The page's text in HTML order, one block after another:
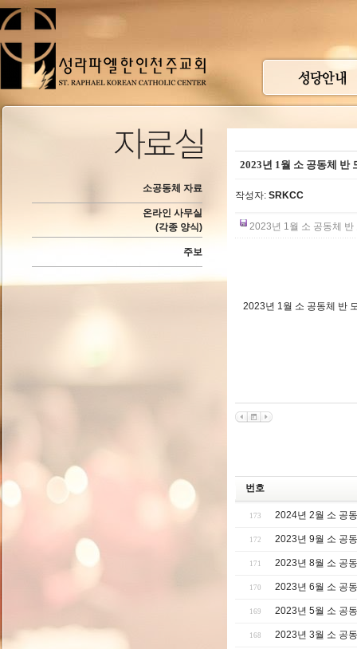
소공동체 자료
온라인 사무실
(각종 양식)
주보
2023년 1월 소 공동체 반
작성자: SRKCC
2023년 1월 소 공동체
2023년 1월 소 공동체 반
번호
173 2024년 2월 소 공
172 2023년 9월 소 공
171 2023년 8월 소 공
170 2023년 6월 소 공
169 2023년 5월 소 공
168 2023년 3월 소 공